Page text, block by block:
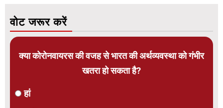
वोट जरूर करें
क्या कोरोनवायरस की वजह से भारत की अर्थव्यवस्था को गंभीर
खतरा हो सकता है?
हां